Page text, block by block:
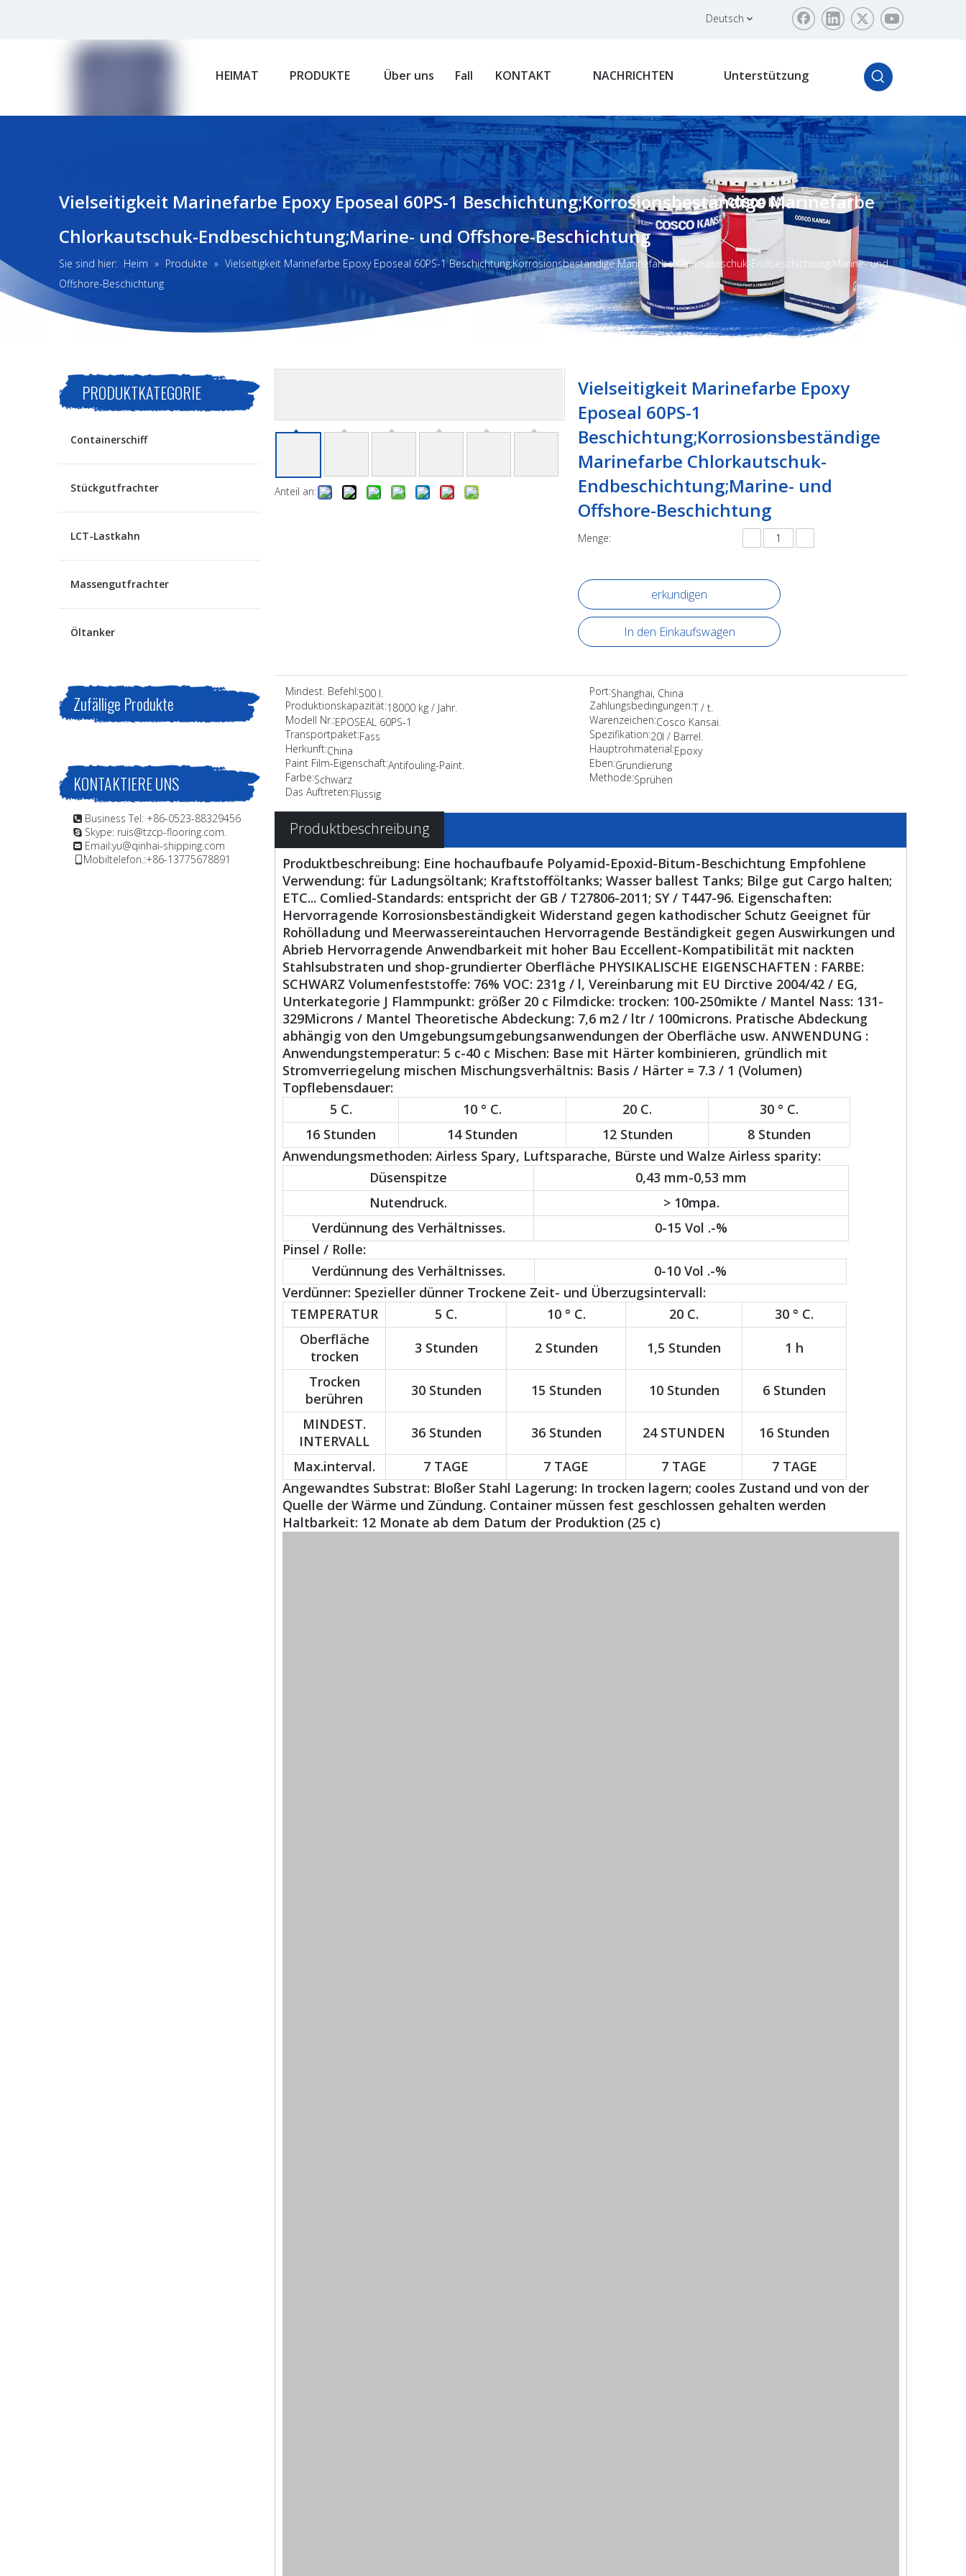
Deutsch
HEIMAT PRODUKTE Über uns Fall KONTAKT NACHRICHTEN Unterstützung
Vielseitigkeit Marinefarbe Epoxy Eposeal 60PS-1 Beschichtung;Korrosionsbeständige Marinefarbe
Chlorkautschuk-Endbeschichtung;Marine- und Offshore-Beschichtung
Sie sind hier: Heim » Produkte » Vielseitigkeit Marinefarbe Epoxy Eposeal 60PS-1 Beschichtung;Korrosionsbeständige Marinefarbe Chlorkautschuk-Endbeschichtung;Marine- und
Offshore-Beschichtung
PRODUKTKATEGORIE
Containerschiff
Stückgutfrachter
LCT-Lastkahn
Massengutfrachter
Öltanker
Zufällige Produkte
KONTAKTIERE UNS
 Business Tel: +86-0523-88329456
 Skype: ruis@tzcp-flooring.com.
 Email:yu@qinhai-shipping.com
Mobiltelefon.:+86-13775678891
Anteil an:
Vielseitigkeit Marinefarbe Epoxy
Eposeal 60PS-1
Beschichtung;Korrosionsbeständige
Marinefarbe Chlorkautschuk-
Endbeschichtung;Marine- und
Offshore-Beschichtung
Menge:
erkundigen
In den Einkaufswagen
Mindest. Befehl:500 l. Port:Shanghai, China
Produktionskapazität:18000 kg / Jahr. Zahlungsbedingungen:T / t.
Modell Nr.:EPOSEAL 60PS-1 Warenzeichen:Cosco Kansai.
Transportpaket:Fass Spezifikation:20l / Barrel.
Herkunft:China Hauptrohmaterial:Epoxy
Paint Film-Eigenschaft:Antifouling-Paint. Eben:Grundierung
Farbe:Schwarz Methode:Sprühen
Das Auftreten:Flüssig
Produktbeschreibung
Produktbeschreibung: Eine hochaufbaufe Polyamid-Epoxid-Bitum-Beschichtung Empfohlene
Verwendung: für Ladungsöltank; Kraftstofföltanks; Wasser ballest Tanks; Bilge gut Cargo halten;
ETC... Comlied-Standards: entspricht der GB / T27806-2011; SY / T447-96. Eigenschaften:
Hervorragende Korrosionsbeständigkeit Widerstand gegen kathodischer Schutz Geeignet für
Rohölladung und Meerwassereintauchen Hervorragende Beständigkeit gegen Auswirkungen und
Abrieb Hervorragende Anwendbarkeit mit hoher Bau Eccellent-Kompatibilität mit nackten
Stahlsubstraten und shop-grundierter Oberfläche PHYSIKALISCHE EIGENSCHAFTEN : FARBE:
SCHWARZ Volumenfeststoffe: 76% VOC: 231g / l, Vereinbarung mit EU Dirctive 2004/42 / EG,
Unterkategorie J Flammpunkt: größer 20 c Filmdicke: trocken: 100-250mikte / Mantel Nass: 131-
329Microns / Mantel Theoretische Abdeckung: 7,6 m2 / ltr / 100microns. Pratische Abdeckung
abhängig von den Umgebungsumgebungsanwendungen der Oberfläche usw. ANWENDUNG :
Anwendungstemperatur: 5 c-40 c Mischen: Base mit Härter kombinieren, gründlich mit
Stromverriegelung mischen Mischungsverhältnis: Basis / Härter = 7.3 / 1 (Volumen)
Topflebensdauer:
5 C.
10 ° C. 20 C.
30 ° C.
16 Stunden
14 Stunden 12 Stunden
8 Stunden
Anwendungsmethoden: Airless Spary, Luftsparache, Bürste und Walze Airless sparity:
Düsenspitze
0,43 mm-0,53 mm
Nutendruck.
> 10mpa.
Verdünnung des Verhältnisses.
0-15 Vol .-%
Pinsel / Rolle:
Verdünnung des Verhältnisses.
0-10 Vol .-%
Verdünner: Spezieller dünner Trockene Zeit- und Überzugsintervall:
TEMPERATUR
5 C. 10 ° C. 20 C.
30 ° C.
Oberfläche
trocken
3 Stunden 2 Stunden 1,5 Stunden
1 h
Trocken
berühren
30 Stunden 15 Stunden 10 Stunden
6 Stunden
MINDEST.
INTERVALL
36 Stunden 36 Stunden 24 STUNDEN
16 Stunden
Max.interval.
7 TAGE 7 TAGE 7 TAGE
7 TAGE
Angewandtes Substrat: Bloßer Stahl Lagerung: In trocken lagern; cooles Zustand und von der
Quelle der Wärme und Zündung. Container müssen fest geschlossen gehalten werden
Haltbarkeit: 12 Monate ab dem Datum der Produktion (25 c)